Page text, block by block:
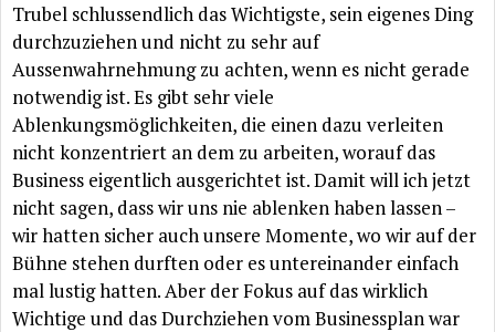
Trubel schlussendlich das Wichtigste, sein eigenes Ding
durchzuziehen und nicht zu sehr auf
Aussenwahrnehmung zu achten, wenn es nicht gerade
notwendig ist. Es gibt sehr viele
Ablenkungsmöglichkeiten, die einen dazu verleiten
nicht konzentriert an dem zu arbeiten, worauf das
Business eigentlich ausgerichtet ist. Damit will ich jetzt
nicht sagen, dass wir uns nie ablenken haben lassen –
wir hatten sicher auch unsere Momente, wo wir auf der
Bühne stehen durften oder es untereinander einfach
mal lustig hatten. Aber der Fokus auf das wirklich
Wichtige und das Durchziehen vom Businessplan war